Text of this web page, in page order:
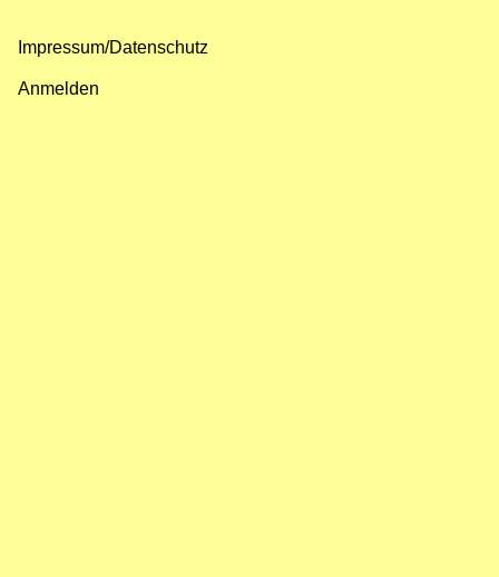
Impressum/Datenschutz
Anmelden